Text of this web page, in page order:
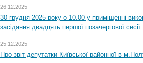
26.12.2025
30 грудня 2025 року о 10.00 у приміщенні
засідання двадцять першої позачергової
25.12.2025
Про звіт депутатки Київської районної в